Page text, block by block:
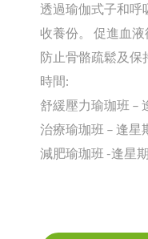
透過瑜伽式子和呼
收養份。 促進血液
防止骨骼疏鬆及保
時間:
舒緩壓力瑜珈班 –
治療瑜珈班 – 逢星
減肥瑜珈班 -逢星